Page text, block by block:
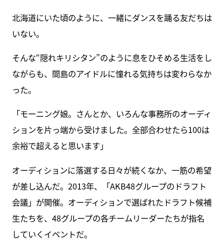
北海道にいた頃のように、一緒にダンスを踊る友だちは
いない。
そんな“隠れキリシタン”のように息をひそめる生活をし
ながらも、間島のアイドルに憧れる気持ちは変わらなか
った。
「モーニング娘。さんとか、いろんな事務所のオーディ
ションを片っ端から受けました。全部合わせたら100は
余裕で超えると思います」
オーディションに落選する日々が続くなか、一筋の希望
が差し込んだ。2013年、「AKB48グループのドラフト
会議」が開催。オーディションで選ばれたドラフト候補
生たちを、48グループの各チームリーダーたちが指名
していくイベントだ。